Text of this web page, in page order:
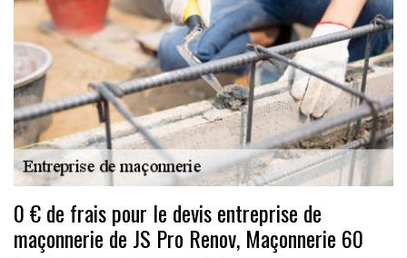
0 € de frais pour le devis entreprise de
maçonnerie de JS Pro Renov, Maçonnerie 60